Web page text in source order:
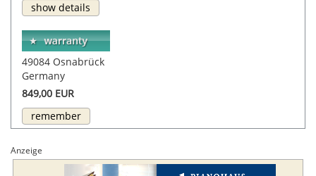
show details
49084 Osnabrück
Germany
849,00 EUR
remember
Anzeige